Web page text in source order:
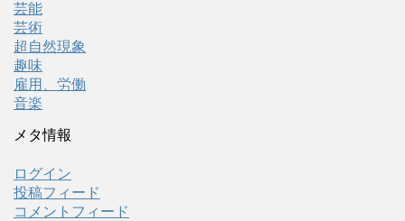
芸能
芸術
超自然現象
趣味
雇用、労働
音楽
メタ情報
ログイン
投稿フィード
コメントフィード